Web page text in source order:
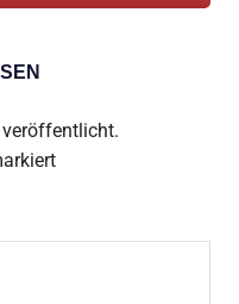
veröffentlicht.